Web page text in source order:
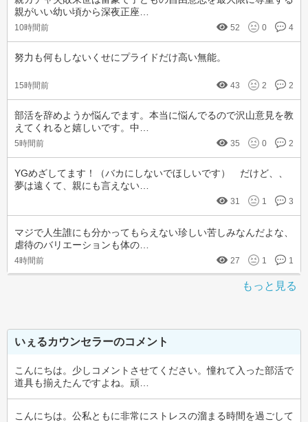
親がいい幼い頃から深夜正座…
10時間前 52 0 4
努力も何もしないくせにプライドだけ高い無能。
15時間前 43 2 2
部活を辞めようか悩んでます。本当に悩んでるので沢山意見を教
えてくれると嬉しいです。中…
5時間前 35 0 2
YGめざしてます！（バカにしないでほしいです）　だけど、、
夢は遠くて、親にも言えない…
31 1 3
マジで人生誰にも分かってもらえない珍しい苦しみなんだよな、
虐待のバリエーションも体の…
4時間前 27 1 1
もっと見る
いぇるカウンセラーのコメント
こんにちは。少しコメントさせてください。憧れて入った部活で
道具も揃えたんですよね。頑…
こんにちは。公私ともに非常にストレスの溜まる時間を過ごして